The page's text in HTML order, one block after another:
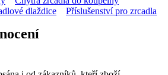
dlaždice Příslušenství pro zrcadla